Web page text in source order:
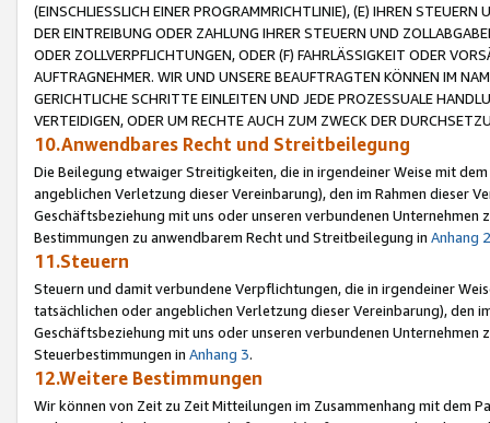
(EINSCHLIESSLICH EINER PROGRAMMRICHTLINIE), (E) IHREN
DER EINTREIBUNG ODER ZAHLUNG IHRER STEUERN UND
ODER ZOLLVERPFLICHTUNGEN, ODER (F) FAHRLÄSSIGKEIT ODER
AUFTRAGNEHMER. WIR UND UNSERE BEAUFTRAGTEN KÖNNEN IM
GERICHTLICHE SCHRITTE EINLEITEN UND JEDE PROZESSUALE
VERTEIDIGEN, ODER UM RECHTE AUCH ZUM ZWECK DER
10.Anwendbares Recht und Streitbeilegung
Die Beilegung etwaiger Streitigkeiten, die in irgendeiner Weise mit
angeblichen Verletzung dieser Vereinbarung), den im Rahmen dieser
Geschäftsbeziehung mit uns oder unseren verbundenen
Bestimmungen zu anwendbarem Recht und Streitbeilegung in Anhang 2
11.Steuern
Steuern und damit verbundene Verpflichtungen, die in irgendeiner
tatsächlichen oder angeblichen Verletzung dieser Vereinbarung), den
Geschäftsbeziehung mit uns oder unseren verbundenen
Steuerbestimmungen in Anhang 3.
12.Weitere Bestimmungen
Wir können von Zeit zu Zeit Mitteilungen im Zusammenhang mit dem